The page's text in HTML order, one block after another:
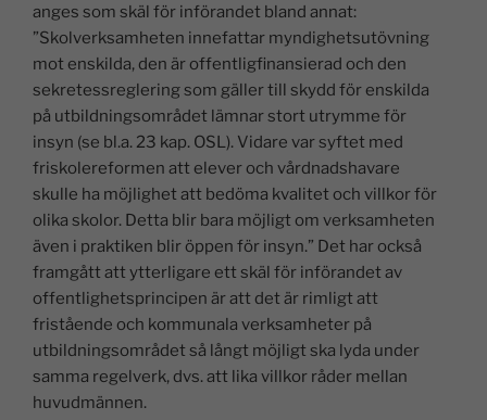
anges som skäl för införandet bland annat:
”Skolverksamheten innefattar myndighetsutövning
mot enskilda, den är offentligfinansierad och den
sekretessreglering som gäller till skydd för enskilda
på utbildningsområdet lämnar stort utrymme för
insyn (se bl.a. 23 kap. OSL). Vidare var syftet med
friskolereformen att elever och vårdnadshavare
skulle ha möjlighet att bedöma kvalitet och villkor för
olika skolor. Detta blir bara möjligt om verksamheten
även i praktiken blir öppen för insyn.” Det har också
framgått att ytterligare ett skäl för införandet av
offentlighetsprincipen är att det är rimligt att
fristående och kommunala verksamheter på
utbildningsområdet så långt möjligt ska lyda under
samma regelverk, dvs. att lika villkor råder mellan
huvudmännen.